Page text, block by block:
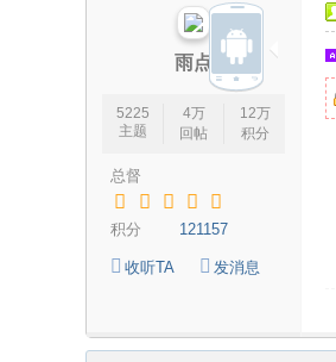
雨点
5225
主题
4万
回帖
12万
积分
总督
积分 121157
收听TA 发消息